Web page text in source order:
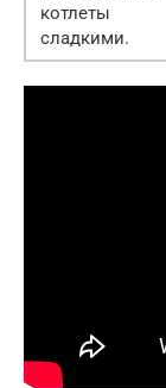
котлеты
сладкими.